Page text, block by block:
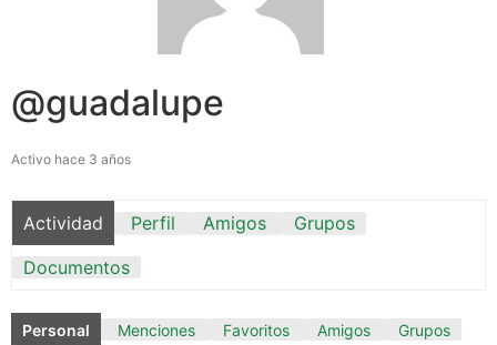
@guadalupe
Activo hace 3 años
Actividad Perfil Amigos
Grupos
Documentos
Personal Menciones Favoritos Amigos Grupos